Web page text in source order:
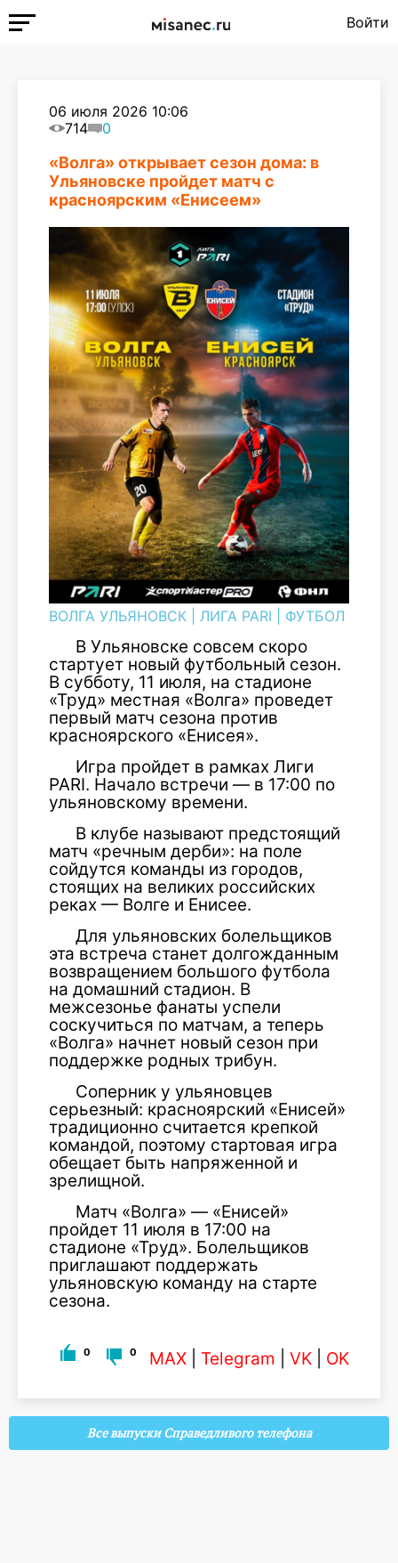
Войти
06 июля 2026 10:06
714
0
«Волга» открывает сезон дома: в
Ульяновске пройдет матч с
красноярским «Енисеем»
ВОЛГА УЛЬЯНОВСК ЛИГА PARI ФУТБОЛ
В Ульяновске совсем скоро
стартует новый футбольный сезон.
В субботу, 11 июля, на стадионе
«Труд» местная «Волга» проведет
первый матч сезона против
красноярского «Енисея».
Игра пройдет в рамках Лиги
PARI. Начало встречи — в 17:00 по
ульяновскому времени.
В клубе называют предстоящий
матч «речным дерби»: на поле
сойдутся команды из городов,
стоящих на великих российских
реках — Волге и Енисее.
Для ульяновских болельщиков
эта встреча станет долгожданным
возвращением большого футбола
на домашний стадион. В
межсезонье фанаты успели
соскучиться по матчам, а теперь
«Волга» начнет новый сезон при
поддержке родных трибун.
Соперник у ульяновцев
серьезный: красноярский «Енисей»
традиционно считается крепкой
командой, поэтому стартовая игра
обещает быть напряженной и
зрелищной.
Матч «Волга» — «Енисей»
пройдет 11 июля в 17:00 на
стадионе «Труд». Болельщиков
приглашают поддержать
ульяновскую команду на старте
сезона.
0 0 MAX Telegram VK OK
Все выпуски Справедливого телефона